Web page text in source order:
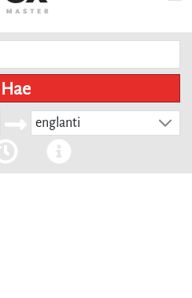
Hae
englanti